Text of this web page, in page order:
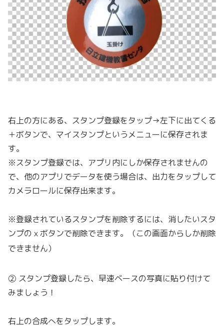
右上の方にある、スタンプ登録をタップ→左下に出てくる
＋ボタンで、マイスタンプというメニューに保存されま
す。
※スタンプ登録では、アプリ内にしか保存されませんの
で、他のアプリでデータを使う場合は、出力をタップして
カメラロールに保存出来ます。
※登録されているスタンプを削除するには、消したいスタ
ンプのｘボタンで削除できます。（この画面からしか削除
できません）
② スタンプ登録したら、早速ベースの写真に貼り付けて
みましょう！
右上の合成へをタップします。